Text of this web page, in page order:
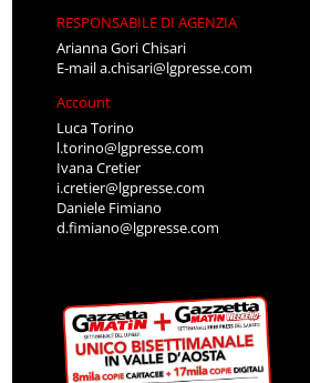
RESPONSABILE DI AGENZIA
Arianna Gori Chisari
E-maila.chisari@lgpresse.com
Account
Luca Torino
l.torino@lgpresse.com
Ivana Cretier
i.cretier@lgpresse.com
Daniele Fimiano
d.fimiano@lgpresse.com